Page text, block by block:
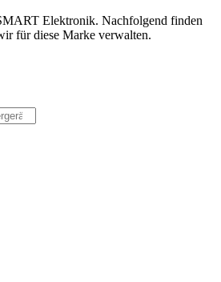
Elektronik. Nachfolgend finden
für diese Marke verwalten.